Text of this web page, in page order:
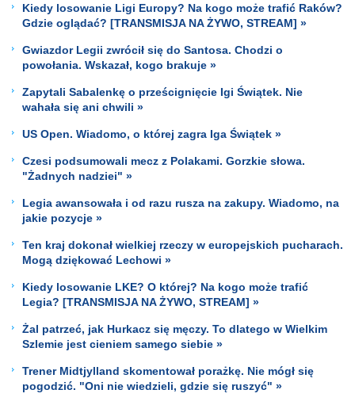
Kiedy losowanie Ligi Europy? Na kogo może trafić Raków?
Gdzie oglądać? [TRANSMISJA NA ŻYWO, STREAM] »
Gwiazdor Legii zwrócił się do Santosa. Chodzi o
powołania. Wskazał, kogo brakuje »
Zapytali Sabalenkę o prześcignięcie Igi Świątek. Nie
wahała się ani chwili »
US Open. Wiadomo, o której zagra Iga Świątek »
Czesi podsumowali mecz z Polakami. Gorzkie słowa.
"Żadnych nadziei" »
Legia awansowała i od razu rusza na zakupy. Wiadomo, na
jakie pozycje »
Ten kraj dokonał wielkiej rzeczy w europejskich pucharach.
Mogą dziękować Lechowi »
Kiedy losowanie LKE? O której? Na kogo może trafić
Legia? [TRANSMISJA NA ŻYWO, STREAM] »
Żal patrzeć, jak Hurkacz się męczy. To dlatego w Wielkim
Szlemie jest cieniem samego siebie »
Trener Midtjylland skomentował porażkę. Nie mógł się
pogodzić. "Oni nie wiedzieli, gdzie się ruszyć" »